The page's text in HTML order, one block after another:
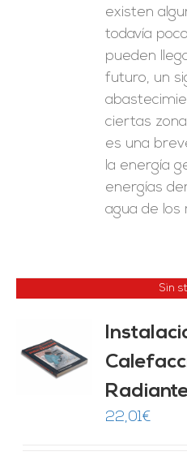
existen
todavía
pueden
futuro, un
ciertas
es una
la energía
energías
agua de los
Sin
22,01€